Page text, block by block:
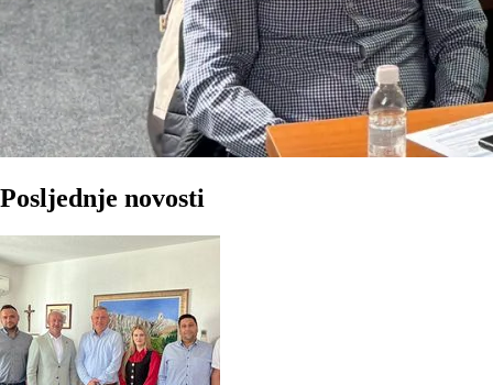
Posljednje novosti